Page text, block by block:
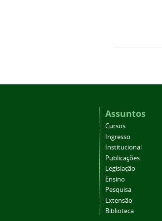
Assuntos
Cursos
Ingresso
Institucional
Publicações
Legislação
Ensino
Pesquisa
Extensão
Biblioteca